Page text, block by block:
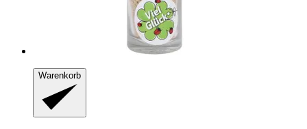
Warenkorb